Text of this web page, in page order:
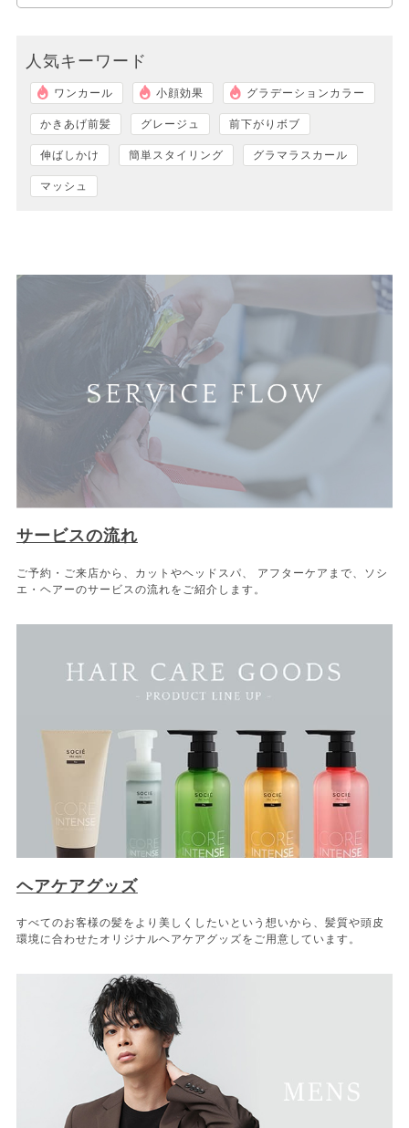
人気キーワード
ワンカール 小顔効果 グラデーションカラー
かきあげ前髪 グレージュ 前下がりボブ
伸ばしかけ 簡単スタイリング グラマラスカール
マッシュ
サービスの流れ
ご予約・ご来店から、カットやヘッドスパ、 アフターケアまで、ソシ
エ・ヘアーのサービスの流れをご紹介します。
ヘアケアグッズ
すべてのお客様の髪をより美しくしたいという想いから、髪質や頭皮
環境に合わせたオリジナルヘアケアグッズをご用意しています。